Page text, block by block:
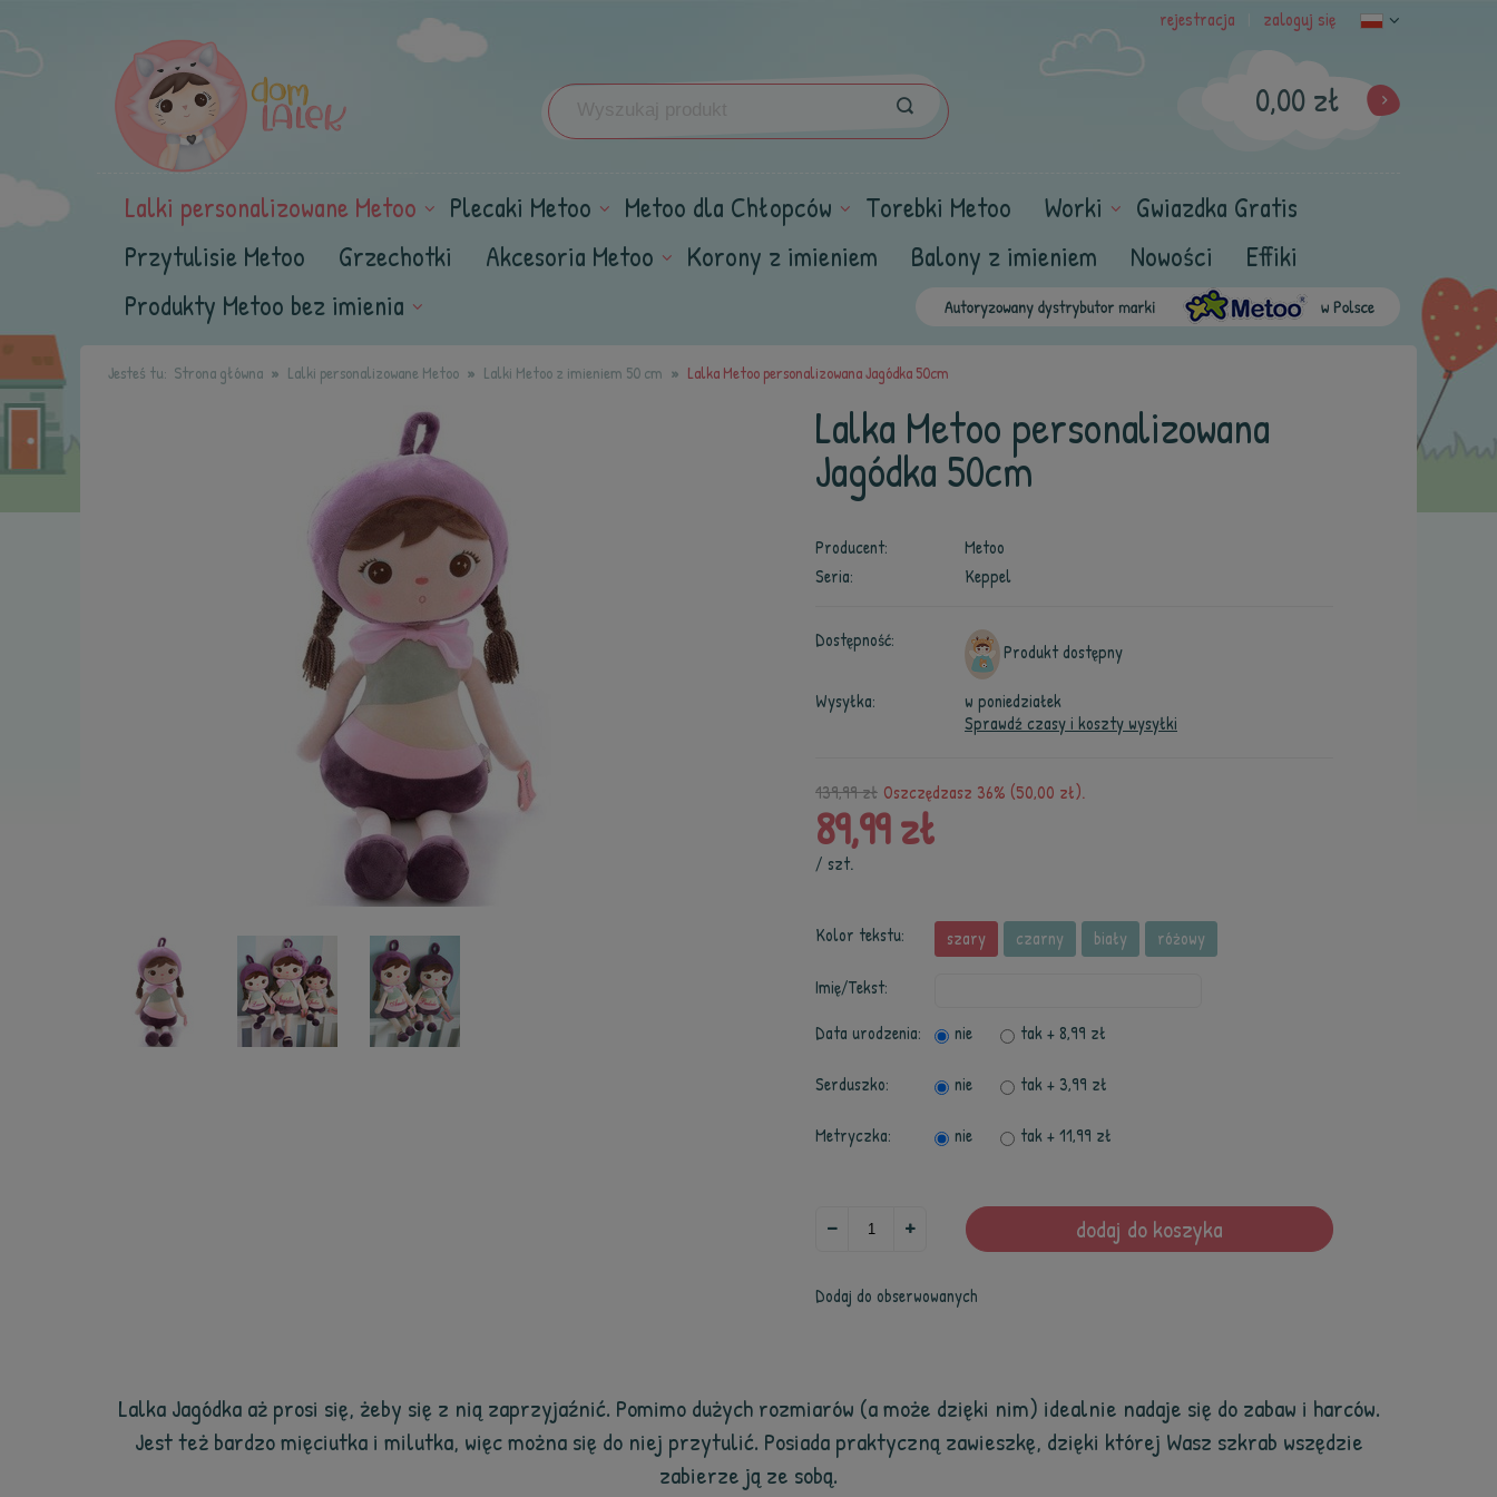
rejestracja zaloguj się
0,00 zł
Lalki personalizowane Metoo Plecaki Metoo Metoo dla Chłopców Torebki Metoo Worki
Gwiazdka Gratis
Przytulisie Metoo
Grzechotki Akcesoria Metoo Korony z imieniem Balony z imieniem Nowości
Effiki
Produkty Metoo bez imienia
Jesteś tu: Strona główna Lalki personalizowane Metoo Lalki Metoo z imieniem 50 cm Lalka Metoo personalizowana Jagódka 50cm
Lalka Metoo personalizowana
Jagódka 50cm
Producent:
Metoo
Seria:
Keppel
Dostępność:
Produkt dostępny
Wysyłka:
w poniedziałek
Sprawdź czasy i koszty wysyłki
139,99 zł Oszczędzasz 36% (50,00 zł).
89,99 zł
/ szt.
Kolor tekstu: szary czarny biały różowy
Imię/Tekst:
Data urodzenia:
nie tak + 8,99 zł
Serduszko: nie tak + 3,99 zł
Metryczka: nie tak + 11,99 zł
dodaj do koszyka
Dodaj do obserwowanych
Lalka Jagódka aż prosi się, żeby się z nią zaprzyjaźnić. Pomimo dużych rozmiarów (a może dzięki nim) idealnie nadaje się do zabaw i harców.
Jest też bardzo mięciutka i milutka, więc można się do niej przytulić. Posiada praktyczną zawieszkę, dzięki której Wasz szkrab wszędzie
zabierze ją ze sobą.